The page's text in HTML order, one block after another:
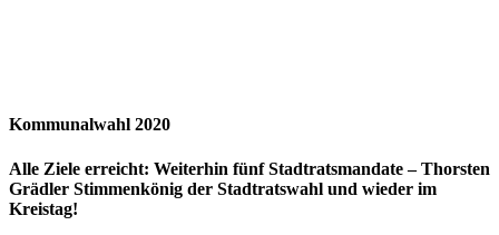
Kommunalwahl 2020
Alle Ziele erreicht: Weiterhin fünf Stadtratsmandate – Thorsten
Grädler Stimmenkönig der Stadtratswahl und wieder im
Kreistag!